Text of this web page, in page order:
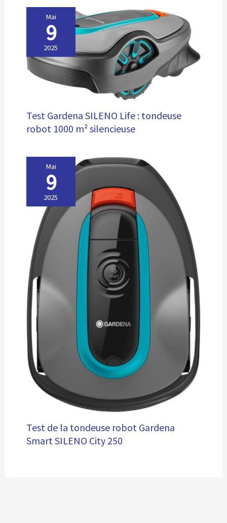
Mai
9
2025
Test Gardena SILENO Life : tondeuse
robot 1000 m² silencieuse
Mai
9
2025
Test de la tondeuse robot Gardena
Smart SILENO City 250